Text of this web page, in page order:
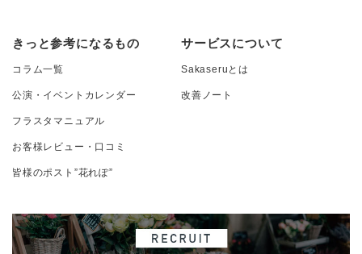
きっと参考になるもの
コラム一覧
公演・イベントカレンダー
フラスタマニュアル
お客様レビュー・口コミ
皆様のポスト”花れぽ”
サービスについて
Sakaseruとは
改善ノート